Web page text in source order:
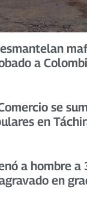
a
se
en
a hombre a
en